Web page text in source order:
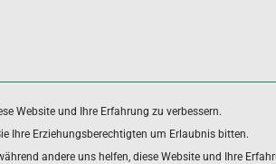
ANWENDERGRUPPEN
Website und Ihre Erfahrung zu verbessern.
Ihre Erziehungsberechtigten um Erlaubnis bitten.
andere uns helfen, diese Website und Ihre